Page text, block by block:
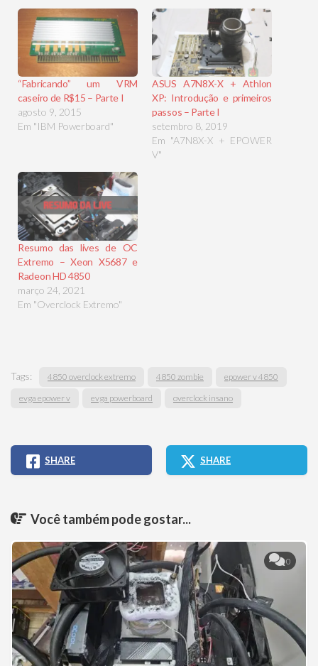
“Fabricando” um VRM
caseiro de R$15 – Parte I
agosto 9, 2015
Em "IBM Powerboard"
ASUS A7N8X-X + Athlon
XP: Introdução e primeiros
passos – Parte I
setembro 8, 2019
Em "A7N8X-X + EPOWER
V"
Resumo das lives de OC
Extremo – Xeon X5687 e
Radeon HD 4850
março 24, 2021
Em "Overclock Extremo"
Tags: 4850 overclock extremo 4850 zombie
epower v 4850
evga epower v
evga powerboard overclock insano
SHARE SHARE
Você também pode gostar...
0